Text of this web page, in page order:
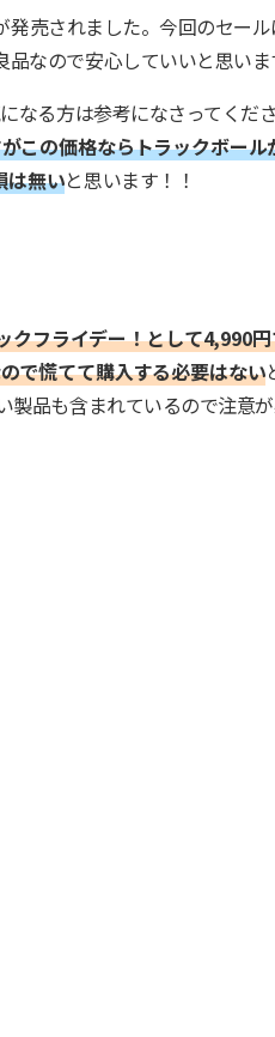
発売されました。今回のセー
なので安心していいと思いま
なる方は参考になさってくだ
この価格ならトラックボー
は無いと思います！！
クフライデー！として4,990
で慌てて購入する必要はない
品も含まれているので注意